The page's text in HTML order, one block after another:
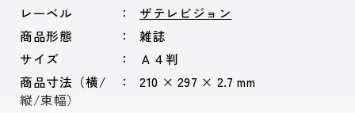
レーベル
ザテレビジョン
商品形態
雑誌
サイズ
Ａ４判
商品寸法（横/
縦/束幅）
210 × 297 × 2.7 mm